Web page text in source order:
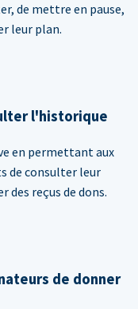
de mettre en pause,
leur plan.
l'historique
en permettant aux
de consulter leur
des reçus de dons.
de donner